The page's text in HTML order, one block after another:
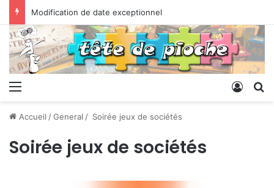
Modification de date exceptionnel
Menu
Accueil /General / Soirée jeux de sociétés
Soirée jeux de sociétés